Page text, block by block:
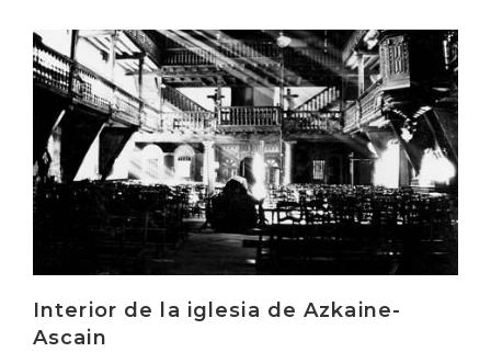
Interior de la iglesia de Azkaine-
Ascain
Irakurri